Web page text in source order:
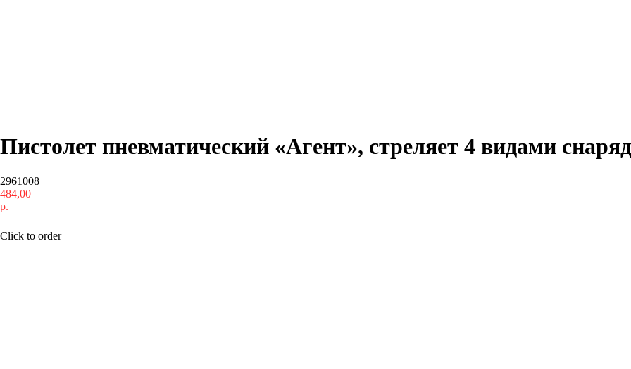
Пистолет пневматический «Агент», стреляет 4 видами
2961008
484,00
р.
Click to order